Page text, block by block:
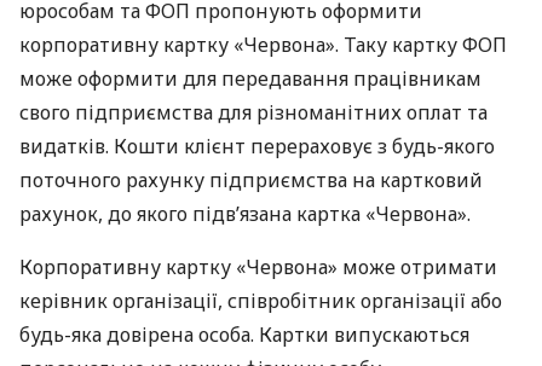
юрособам та ФОП пропонують оформити
корпоративну картку «Червона». Таку картку ФОП
може оформити для передавання працівникам
свого підприємства для різноманітних оплат та
видатків. Кошти клієнт перераховує з будь-якого
поточного рахунку підприємства на картковий
рахунок, до якого підв’язана картка «Червона».
Корпоративну картку «Червона» може отримати
керівник організації, співробітник організації або
будь-яка довірена особа. Картки випускаються